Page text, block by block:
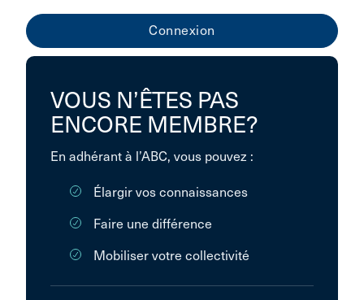
VOUS N’ÊTES PAS
ENCORE MEMBRE?
En adhérant à l’ABC, vous pouvez :
Élargir vos connaissances
Faire une différence
Mobiliser votre collectivité